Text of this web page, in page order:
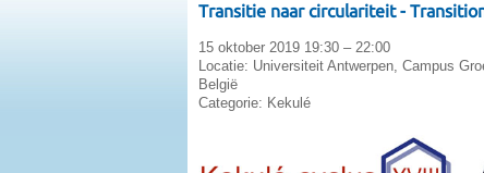
Transitie naar circulariteit -
15 oktober 2019 19:30 – 22:00
Locatie: Universiteit Antwerpen, Campus
België
Categorie: Kekulé